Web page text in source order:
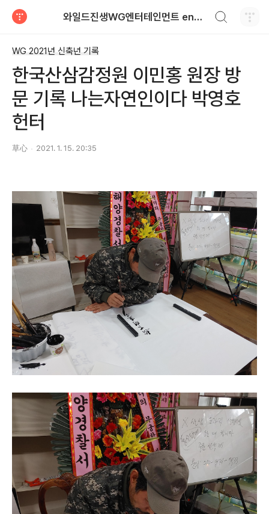
와일드진생WG엔터테인먼트 entertainment
WG 2021년 신축년 기록
한국산삼감정원 이민홍 원장 방
문 기록 나는자연인이다 박영호
헌터
草心 2021. 1. 15. 20:35